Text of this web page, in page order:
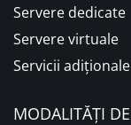
Servere dedicate
Servere virtuale
Servicii adiționale
MODALITĂȚI